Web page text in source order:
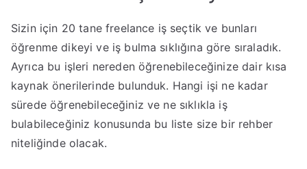
Sizin için 20 tane freelance iş seçtik ve bunları
öğrenme dikeyi ve iş bulma sıklığına göre sıraladık.
Ayrıca bu işleri nereden öğrenebileceğinize dair kısa
kaynak önerilerinde bulunduk. Hangi işi ne kadar
sürede öğrenebileceğiniz ve ne sıklıkla iş
bulabileceğiniz konusunda bu liste size bir rehber
niteliğinde olacak.